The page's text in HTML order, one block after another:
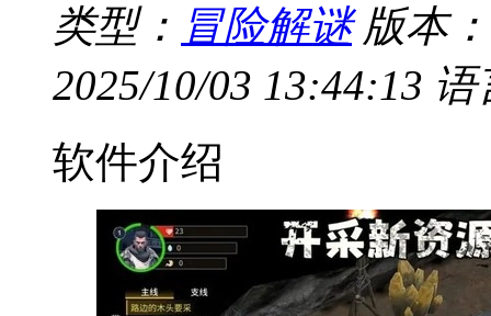
类型： 冒险解谜 版本：
2025/10/03 13:44:13 语
软件介绍